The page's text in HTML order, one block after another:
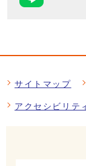
サイトマップ
アクセシビリテ